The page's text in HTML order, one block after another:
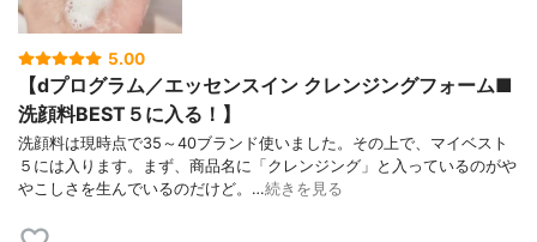
5.00
【dプログラム／エッセンスイン クレンジングフォーム■
洗顔料BEST５に入る！】
洗顔料は現時点で35～40ブランド使いました。その上で、マイベスト
５には入ります。まず、商品名に「クレンジング」と入っているのがや
やこしさを生んでいるのだけど。…続きを見る